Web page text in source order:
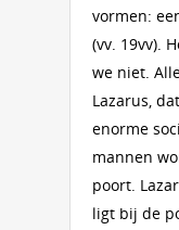
vormen:
(vv. 19vv).
we niet.
Lazarus,
enorme
mannen
poort.
ligt bij de